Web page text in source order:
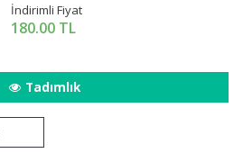
İndirimli Fiyat
180.00 TL
Tadımlık